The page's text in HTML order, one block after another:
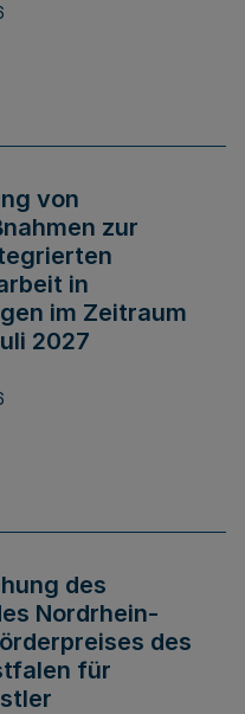
von
zur
in
im Zeitraum
2027
des
Nordrhein-
des
für